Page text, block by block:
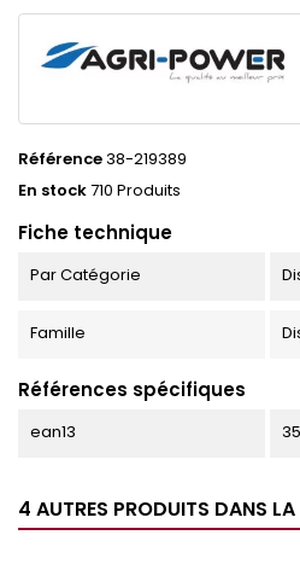
Référence38-219389
En stock710 Produits
Fiche technique
Par Catégorie
Famille
Références spécifiques
ean13
4 AUTRES PRODUITS DANS